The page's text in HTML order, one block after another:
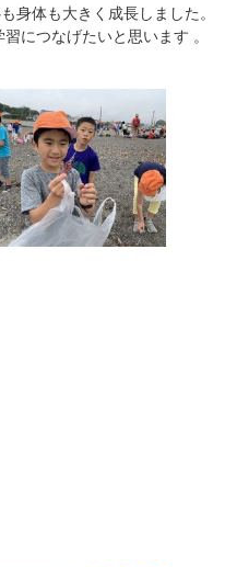
身体も大きく成長しました。
につなげたいと思います 。